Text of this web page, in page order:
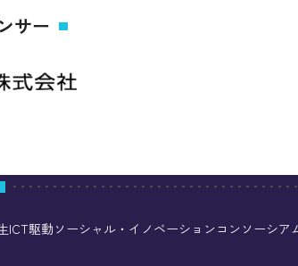
サー
駆動ソーシャル・イノベーションコンソーシア